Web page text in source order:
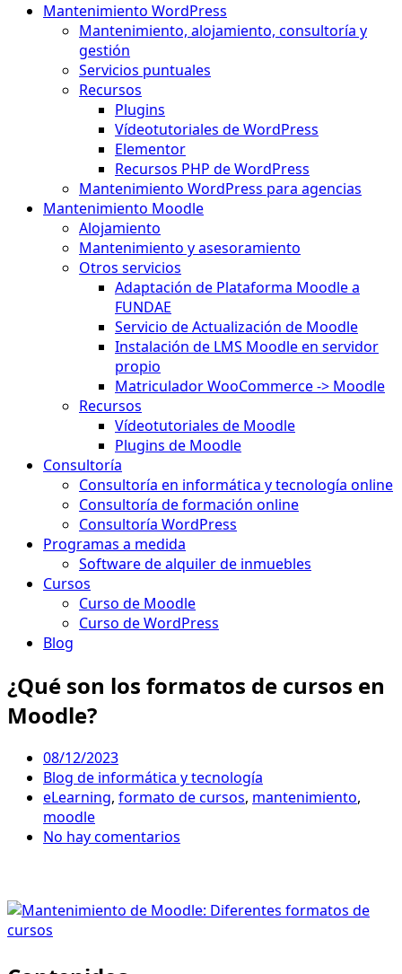
Mantenimiento WordPress
Mantenimiento, alojamiento, consultoría y
gestión
Servicios puntuales
Recursos
Plugins
Vídeotutoriales de WordPress
Elementor
Recursos PHP de WordPress
Mantenimiento WordPress para agencias
Mantenimiento Moodle
Alojamiento
Mantenimiento y asesoramiento
Otros servicios
Adaptación de Plataforma Moodle a
FUNDAE
Servicio de Actualización de Moodle
Instalación de LMS Moodle en servidor
propio
Matriculador WooCommerce -> Moodle
Recursos
Vídeotutoriales de Moodle
Plugins de Moodle
Consultoría
Consultoría en informática y tecnología online
Consultoría de formación online
Consultoría WordPress
Programas a medida
Software de alquiler de inmuebles
Cursos
Curso de Moodle
Curso de WordPress
Blog
¿Qué son los formatos de cursos en
Moodle?
08/12/2023
Blog de informática y tecnología
eLearning, formato de cursos, mantenimiento,
moodle
No hay comentarios